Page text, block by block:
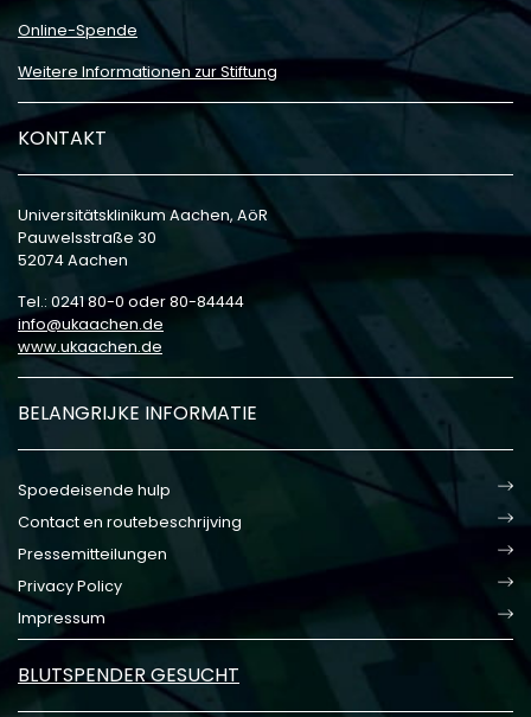
Online-Spende
Weitere Informationen zur Stiftung
KONTAKT
Universitätsklinikum Aachen, AöR
Pauwelsstraße 30
52074 Aachen
Tel.: 0241 80-0 oder 80-84444
info
ukaachen de
www.ukaachen.de
BELANGRIJKE INFORMATIE
Spoedeisende hulp
Contact en routebeschrijving
Pressemitteilungen
Privacy Policy
Impressum
BLUTSPENDER GESUCHT